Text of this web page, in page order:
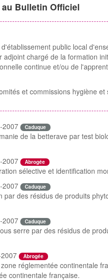
Bulletin Officiel
public local
chargé de la formation
continue et/ou de
et commissions hygiène et
2007 Caduque
de la betterave par test
2007 Abrogée
sélective et identification
2007 Caduque
des résidus de produits
2007 Caduque
serre par des résidus de
Abrogée
réglementée continentale
continentale française.